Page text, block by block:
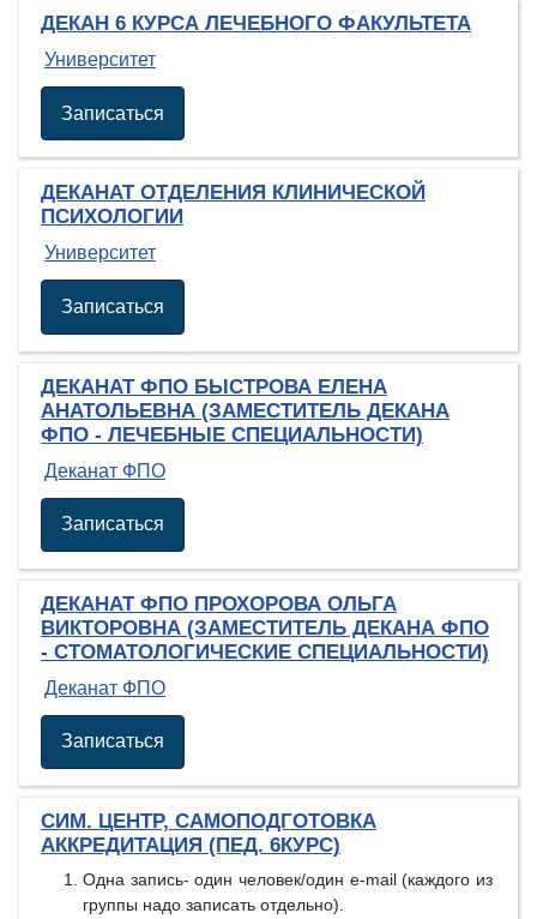
ДЕКАН 6 КУРСА ЛЕЧЕБНОГО ФАКУЛЬТЕТА
Университет
Записаться
ДЕКАНАТ ОТДЕЛЕНИЯ КЛИНИЧЕСКОЙ
ПСИХОЛОГИИ
Университет
Записаться
ДЕКАНАТ ФПО БЫСТРОВА ЕЛЕНА
АНАТОЛЬЕВНА (ЗАМЕСТИТЕЛЬ ДЕКАНА
ФПО - ЛЕЧЕБНЫЕ СПЕЦИАЛЬНОСТИ)
Деканат ФПО
Записаться
ДЕКАНАТ ФПО ПРОХОРОВА ОЛЬГА
ВИКТОРОВНА (ЗАМЕСТИТЕЛЬ ДЕКАНА ФПО
- СТОМАТОЛОГИЧЕСКИЕ СПЕЦИАЛЬНОСТИ)
Деканат ФПО
Записаться
СИМ. ЦЕНТР, САМОПОДГОТОВКА
АККРЕДИТАЦИЯ (ПЕД. 6КУРС)
Одна запись- один человек/один e-mail (каждого из
группы надо записать отдельно).